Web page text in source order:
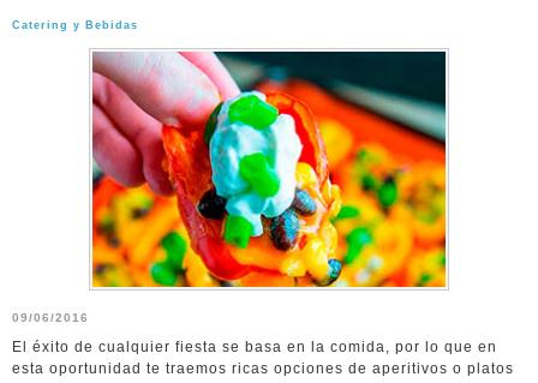
Catering y Bebidas
09/06/2016
El éxito de cualquier fiesta se basa en la comida, por lo que en
esta oportunidad te traemos ricas opciones de aperitivos o platos